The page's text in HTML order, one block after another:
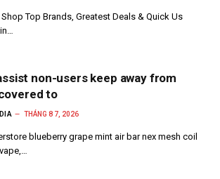
Top Brands, Greatest Deals & Quick Us
non-users keep away from
to
THÁNG 8 7, 2026
blueberry grape mint air bar nex mesh coil